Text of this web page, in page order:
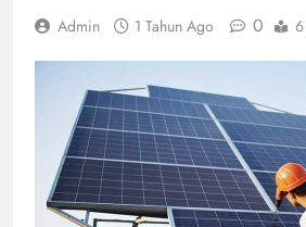
Admin 1 Tahun Ago 0